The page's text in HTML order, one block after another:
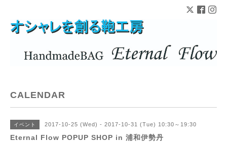
CALENDAR
イベント 2017-10-25 (Wed) - 2017-10-31 (Tue) 10:30～19:30
Eternal Flow POPUP SHOP in 浦和伊勢丹